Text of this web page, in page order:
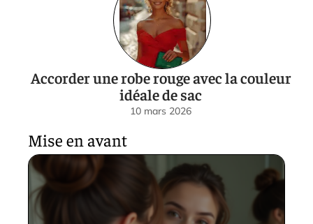
Accorder une robe rouge avec la couleur
idéale de sac
10 mars 2026
Mise en avant